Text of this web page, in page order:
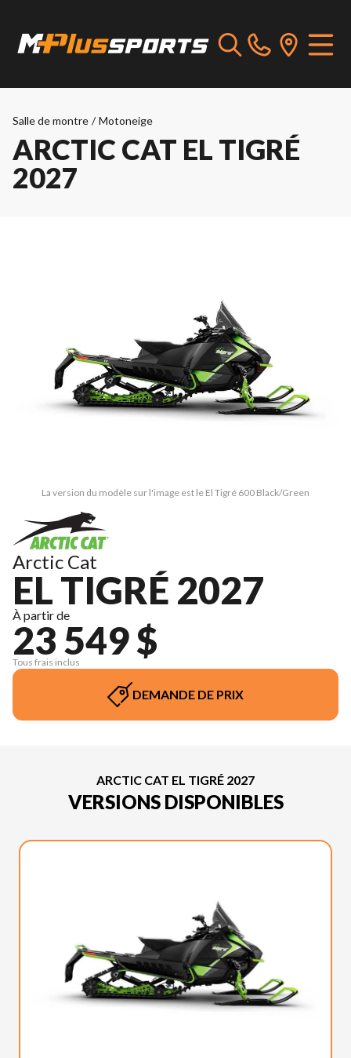
Salle de montre / Motoneige
ARCTIC CAT EL TIGRÉ
2027
La version du modèle sur l'image est le El Tigré 600 Black/Green
Arctic Cat
EL TIGRÉ 2027
À partir de
23 549 $
Tous frais inclus
DEMANDE DE PRIX
ARCTIC CAT EL TIGRÉ 2027
VERSIONS DISPONIBLES